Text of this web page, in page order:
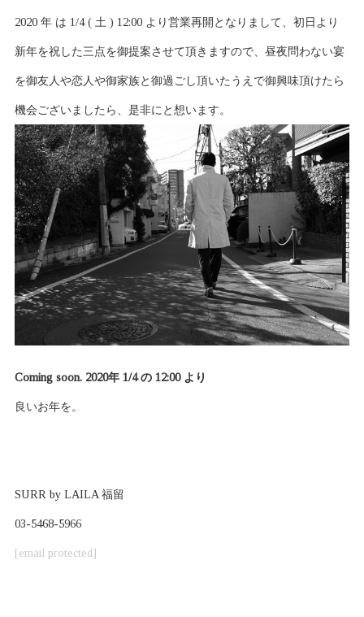
2020 年 は 1/4 ( 土 ) 12:00 より営業再開となりまして、初日より
新年を祝した三点を御提案させて頂きますので、昼夜問わない宴
を御友人や恋人や御家族と御過ごし頂いたうえで御興味頂けたら
機会ございましたら、是非にと想います。
Coming soon. 2020年 1/4 の 12:00 より
良いお年を。
SURR by LAILA 福留
03-5468-5966
[email protected]